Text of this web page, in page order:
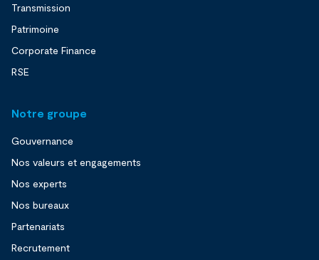
Transmission
Patrimoine
Corporate Finance
RSE
Notre groupe
Gouvernance
Nos valeurs et engagements
Nos experts
Nos bureaux
Partenariats
Recrutement